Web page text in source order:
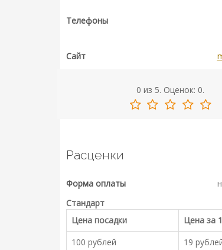
Телефоны
Сайт
0 из 5. Оценок: 0.
Расценки
Форма оплаты
Стандарт
Цена посадки
Цена за
100 рублей
19